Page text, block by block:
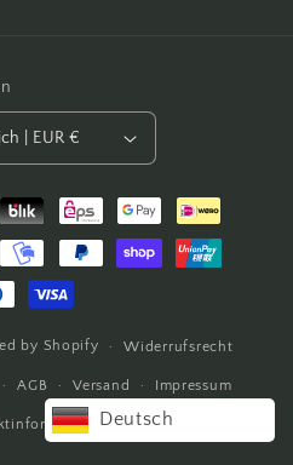
Österreich | EUR €
by Shopify Widerrufsrecht
AGB Versand Impressum
Deutsch